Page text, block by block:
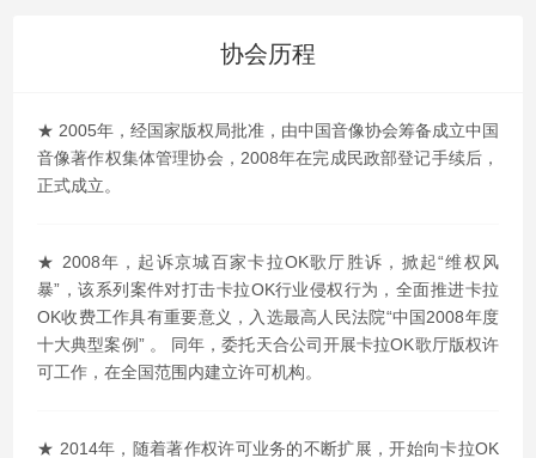
协会历程
★ 2005年，经国家版权局批准，由中国音像协会筹备成立中国
音像著作权集体管理协会，2008年在完成民政部登记手续后，
正式成立。
★ 2008年，起诉京城百家卡拉OK歌厅胜诉，掀起“维权风
暴”，该系列案件对打击卡拉OK行业侵权行为，全面推进卡拉
OK收费工作具有重要意义，入选最高人民法院“中国2008年度
十大典型案例” 。 同年，委托天合公司开展卡拉OK歌厅版权许
可工作，在全国范围内建立许可机构。
★ 2014年，随着著作权许可业务的不断扩展，开始向卡拉OK